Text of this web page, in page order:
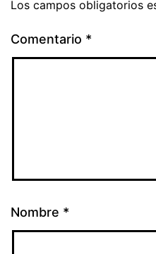
Los campos obligatorios
Comentario *
Nombre *